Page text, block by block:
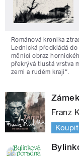
Románová kronika
Lednická předkládá
měnící obraz
překrývá tlustá vrstva
zemi a rudém kraji“.
Zámek
Franz
Koupit